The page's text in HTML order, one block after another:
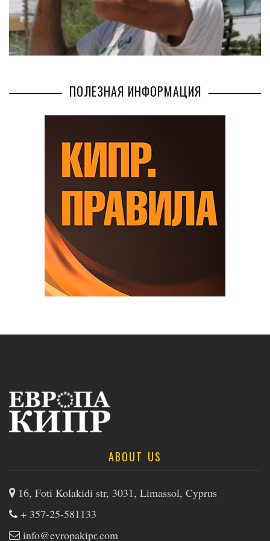
ПОЛЕЗНАЯ ИНФОРМАЦИЯ
ABOUT US
16, Foti Kolakidi str, 3031, Limassol, Cyprus
+ 357-25-581133
info@evropakipr.com